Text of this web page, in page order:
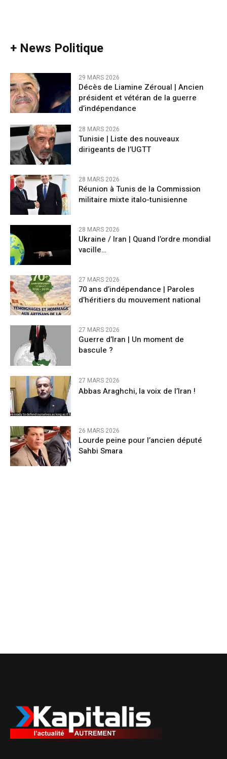
+ News Politique
29 MARS 2026
Décès de Liamine Zéroual | Ancien
président et vétéran de la guerre
d’indépendance
28 MARS 2026
Tunisie | Liste des nouveaux
dirigeants de l’UGTT
28 MARS 2026
Réunion à Tunis de la Commission
militaire mixte italo-tunisienne
28 MARS 2026
Ukraine / Iran | Quand l’ordre mondial
vacille…
27 MARS 2026
70 ans d’indépendance | Paroles
d’héritiers du mouvement national
27 MARS 2026
Guerre d’Iran | Un moment de
bascule ?
27 MARS 2026
Abbas Araghchi, la voix de l’Iran !
26 MARS 2026
Lourde peine pour l’ancien député
Sahbi Smara